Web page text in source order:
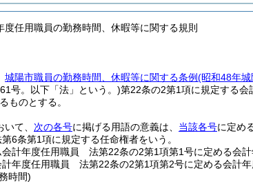
度任用職員の勤務時間、休暇等に関する規則
城陽市職員の勤務時間、休暇等に関する条例(昭和48年
号。以下「法」という。)第22条の2第1項に規定する会
ものとする。
て、 次の各号に掲げる用語の意義は、 当該各号に定め
6条第1項に規定する任命権者をいう。
計年度任用職員 法第22条の2第1項第1号に定める会計
計年度任用職員 法第22条の2第1項第2号に定める会計年
時間)